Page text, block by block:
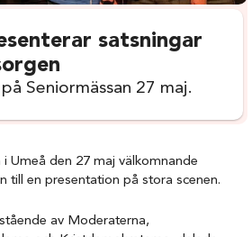
satsningar
Seniormässan 27 maj.
i Umeå den 27 maj välkomnande
till en presentation på stora scenen.
av Moderaterna,